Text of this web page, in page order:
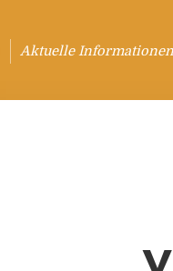
Aktuelle